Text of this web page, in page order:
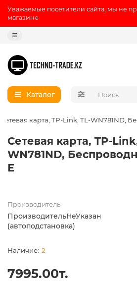
Уважаемые посетители сайта, мы не
магазине
Каталог
Сетевая карта, TP-Link, TL-WN781ND,
Сетевая карта, TP-
WN781ND,
E
Производитель
ПроизводительНеУказан
(автоподстановка)
2
7995.00т.